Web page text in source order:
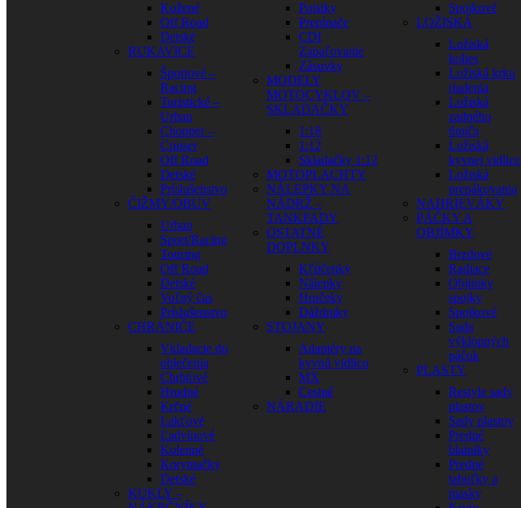
Kožené
Off Road
Detské
RUKAVICE
Športové –
Racing
Turistické –
Urban
Chopper –
Cruiser
Off Road
Detské
Príslušenstvo
ČIŽMY/OBUV
Urban
Sport/Racing
Touring
Off Road
Detské
Voľný čas
Príslušenstvo
CHRÁNIČE
Vkladacie do
oblečenia
Chrbtové
Hrudné
Krčné
Lakťové
Ľadvinové
Kolenné
Korytnačky
Detské
KUKLY –
Poistky
Prepínače
CDI
Zapaľovanie
Zásuvky
MODELY
MOTOCYKLOV –
SKLADAČKY
1:18
1:12
Skladačky 1:12
MOTOPLACHTY
NÁLEPKY NA
NÁDRŽ –
TANKPADY
OSTATNÉ
DOPLNKY
Kľúčenky
Nálepky
Hrnčeky
Dáždniky
STOJANY
Adaptéry na
kyvnú vidlicu
MX
Cestné
NÁRADIE
Spojkové
LOŽISKÁ
Ložiská
kolies
Ložiská krku
riadenia
Ložiská
zadného
tlmiča
Ložiská
kyvnej vidlice
Ložiská
prepákovania
NAHRIEVÁKY
PÁČKY A
OBJÍMKY
Brzdové
Radiace
Objímky
spojky
Spojkové
Sada
výklopných
páčok
PLASTY
Restyle sady
plastov
Sady plastov
Predné
blatníky
Predné
tabuľky a
masky